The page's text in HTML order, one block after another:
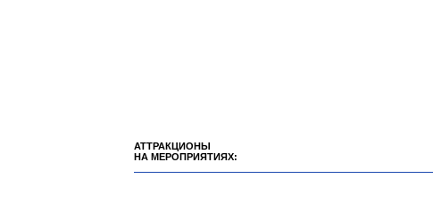
АТТРАКЦИОНЫ
НА МЕРОПРИЯТИЯХ: